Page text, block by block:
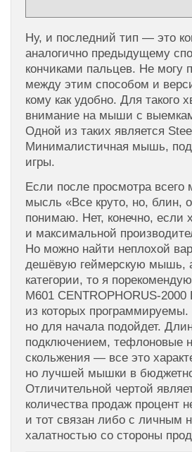
Ну, и последний тип — это
аналогично предыдущему
кончиками пальцев. Не могу
между этим способом и
кому как удобно. Для такого
внимание на мыши с
Одной из таких является
Минималистичная мышь,
игры.
Если после просмотра всего
мысль «Все круто, но, блин,
понимаю. Нет, конечно, если
и максимальной
Но можно найти неплохой
дешёвую геймерскую мышь,
категории, то я
M601 CENTROPHORUS-2000
из которых
но для начала подойдет.
подключением, тефлоновые
скольжения — все это
но лучшей мышки в
Отличительной чертой
количества продаж процент
и тот связан либо с личным
халатностью со стороны